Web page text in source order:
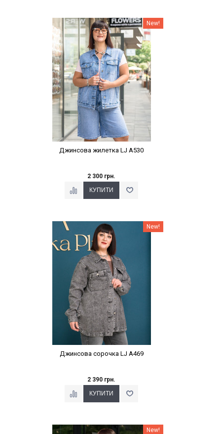
Наклейки Варіант з % New!
Джинсова жилетка LJ A530
2 300 грн.
Наклейки Варіант з % New!
Джинсова сорочка LJ A469
2 390 грн.
Наклейки Варіант з % New!